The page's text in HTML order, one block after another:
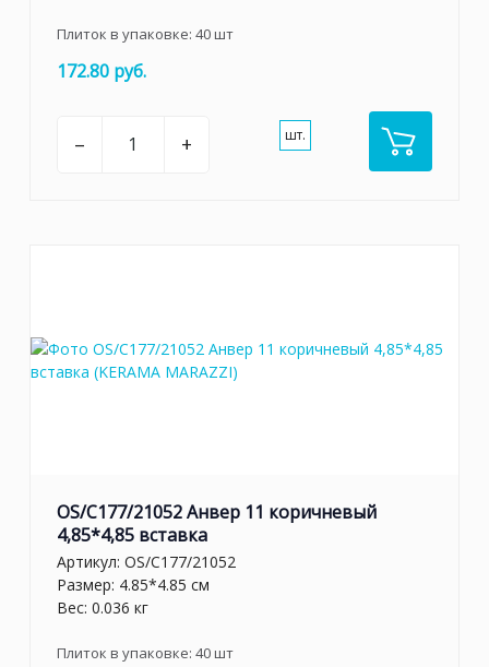
Плиток в упаковке: 40шт
172.80 руб.
– + шт.
OS/C177/21052 Анвер 11 коричневый
4,85*4,85 вставка
Артикул: OS/C177/21052
Размер: 4.85*4.85 см
Вес: 0.036 кг
Плиток в упаковке: 40шт